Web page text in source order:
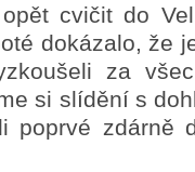
cvičit do
dokázalo, že
za
si slídění s
poprvé zdárně